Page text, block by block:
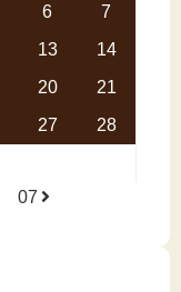
6
7
13
14
20
21
27
28
07